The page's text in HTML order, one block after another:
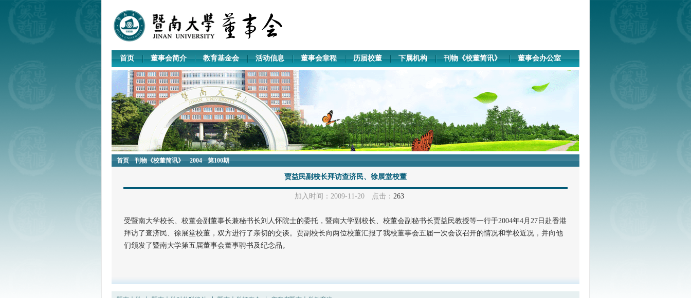
首页 董事会简介 教育基金会 活动信息 董事会章程 历届校董 下属机构 刊物《校董简讯》 董事会办公室
首页 刊物《校董简讯》 2004 第100期
贾益民副校长拜访查济民、徐展堂校董
加入时间：2009-11-20 点击： 263
受暨南大学校长、校董会副董事长兼秘书长刘人怀院士的委托，暨南大学副校长、校董会副秘书长贾益民教授等一行于2004年4月27日赴香港
拜访了查济民、徐展堂校董，双方进行了亲切的交谈。贾副校长向两位校董汇报了我校董事会五届一次会议召开的情况和学校近况，并向他
们颁发了暨南大学第五届董事会董事聘书及纪念品。